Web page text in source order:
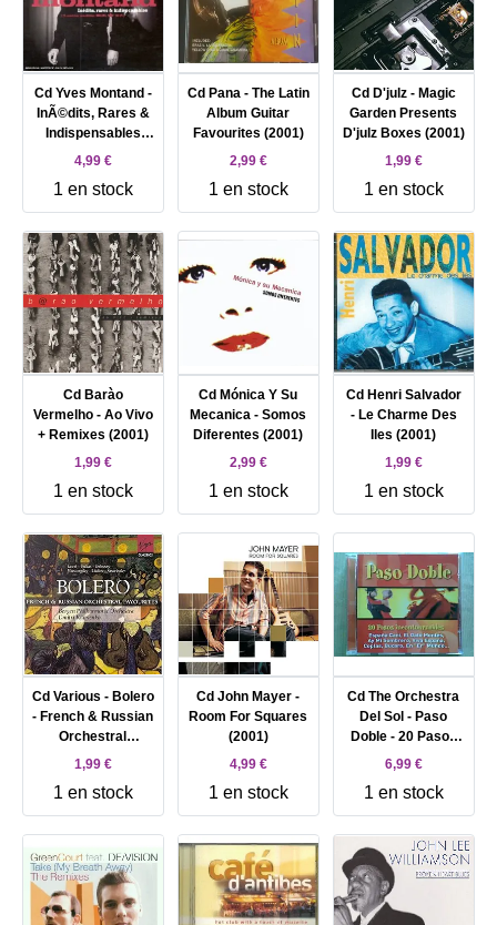
Cd Yves Montand -
InÃ©dits, Rares &
Indispensables
(2001)
4,99 €
1 en stock
Cd Pana - The Latin
Album Guitar
Favourites (2001)
2,99 €
1 en stock
Cd D'julz - Magic
Garden Presents
D'julz Boxes (2001)
1,99 €
1 en stock
Cd Barào
Vermelho - Ao Vivo
+ Remixes (2001)
1,99 €
1 en stock
Cd Mónica Y Su
Mecanica - Somos
Diferentes (2001)
2,99 €
1 en stock
Cd Henri Salvador
- Le Charme Des
Iles (2001)
1,99 €
1 en stock
Cd Various - Bolero
- French & Russian
Orchestral
Favourites (2001)
1,99 €
1 en stock
Cd John Mayer -
Room For Squares
(2001)
4,99 €
1 en stock
Cd The Orchestra
Del Sol - Paso
Doble - 20 Pasos
incontournables
6,99 €
1 en stock